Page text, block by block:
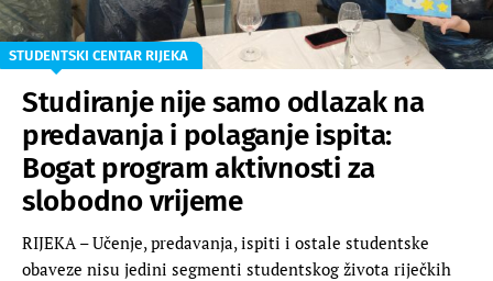
STUDENTSKI CENTAR RIJEKA
Studiranje nije samo odlazak na
predavanja i polaganje ispita:
Bogat program aktivnosti za
slobodno vrijeme
RIJEKA – Učenje, predavanja, ispiti i ostale studentske
obaveze nisu jedini segmenti studentskog života riječkih